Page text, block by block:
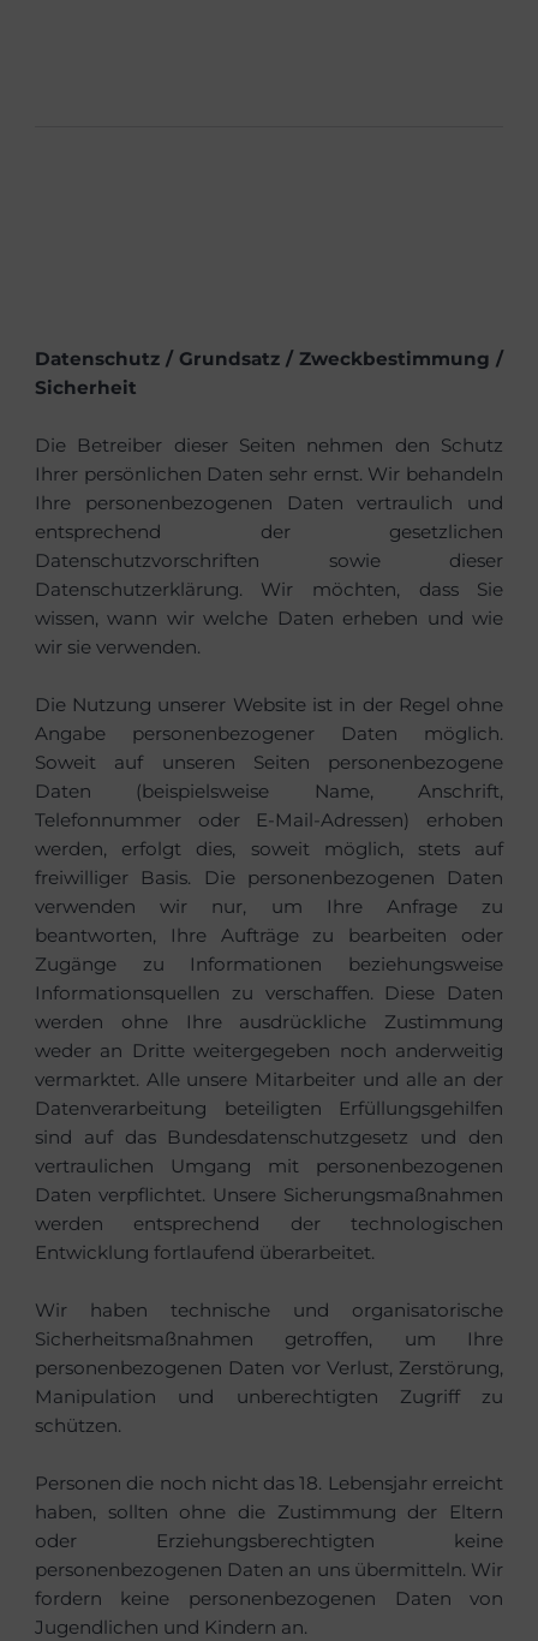
Datenschutz / Grundsatz / Zweckbestimmung /
Sicherheit
Die Betreiber dieser Seiten nehmen den Schutz
Ihrer persönlichen Daten sehr ernst. Wir behandeln
Ihre personenbezogenen Daten vertraulich und
entsprechend der gesetzlichen
Datenschutzvorschriften sowie dieser
Datenschutzerklärung. Wir möchten, dass Sie
wissen, wann wir welche Daten erheben und wie
wir sie verwenden.
Die Nutzung unserer Website ist in der Regel ohne
Angabe personenbezogener Daten möglich.
Soweit auf unseren Seiten personenbezogene
Daten (beispielsweise Name, Anschrift,
Telefonnummer oder E-Mail-Adressen) erhoben
werden, erfolgt dies, soweit möglich, stets auf
freiwilliger Basis. Die personenbezogenen Daten
verwenden wir nur, um Ihre Anfrage zu
beantworten, Ihre Aufträge zu bearbeiten oder
Zugänge zu Informationen beziehungsweise
Informationsquellen zu verschaffen. Diese Daten
werden ohne Ihre ausdrückliche Zustimmung
weder an Dritte weitergegeben noch anderweitig
vermarktet. Alle unsere Mitarbeiter und alle an der
Datenverarbeitung beteiligten Erfüllungsgehilfen
sind auf das Bundesdatenschutzgesetz und den
vertraulichen Umgang mit personenbezogenen
Daten verpflichtet. Unsere Sicherungsmaßnahmen
werden entsprechend der technologischen
Entwicklung fortlaufend überarbeitet.
Wir haben technische und organisatorische
Sicherheitsmaßnahmen getroffen, um Ihre
personenbezogenen Daten vor Verlust, Zerstörung,
Manipulation und unberechtigten Zugriff zu
schützen.
Personen die noch nicht das 18. Lebensjahr erreicht
haben, sollten ohne die Zustimmung der Eltern
oder Erziehungsberechtigten keine
personenbezogenen Daten an uns übermitteln. Wir
fordern keine personenbezogenen Daten von
Jugendlichen und Kindern an.